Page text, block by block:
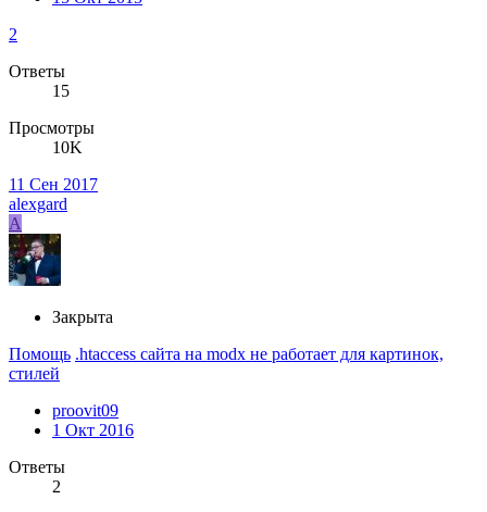
2
Ответы
15
Просмотры
10K
11 Сен 2017
alexgard
A
Закрыта
Помощь .htaccess сайта на modx не работает для картинок,
стилей
proovit09
1 Окт 2016
Ответы
2